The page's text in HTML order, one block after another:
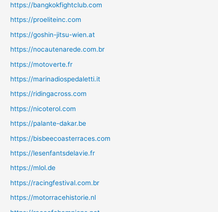
https://bangkokfightclub.com
https://proeliteinc.com
https://goshin-jitsu-wien.at
https://nocautenarede.com.br
https://motoverte.fr
https://marinadiospedaletti.it
https://ridingacross.com
https://nicoterol.com
https://palante-dakar.be
https://bisbeecoasterraces.com
https://lesenfantsdelavie.fr
https://mlol.de
https://racingfestival.com.br
https://motorracehistorie.nl